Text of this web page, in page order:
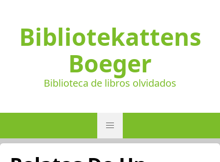
Bibliotekattens
Boeger
Biblioteca de libros olvidados